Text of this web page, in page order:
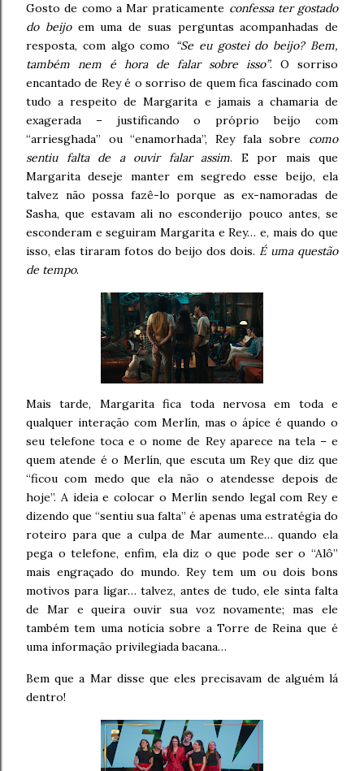
Gosto de como a Mar praticamente confessa ter gostado
do beijoem uma de suas perguntas acompanhadas de
resposta, com algo como “Se eu gostei do beijo? Bem,
também nem é hora de falar sobre isso”. O sorriso
encantado de Rey é o sorriso de quem fica fascinado com
tudo a respeito de Margarita e jamais a chamaria de
exagerada – justificando o próprio beijo com
“arriesghada” ou “enamorhada”, Rey fala sobre como
sentiu falta de a ouvir falar assim. E por mais que
Margarita deseje manter em segredo esse beijo, ela
talvez não possa fazê-lo porque as ex-namoradas de
Sasha, que estavam ali no esconderijo pouco antes, se
esconderam e seguiram Margarita e Rey… e, mais do que
isso, elas tiraram fotos do beijo dos dois. É uma questão
de tempo.
Mais tarde, Margarita fica toda nervosa em toda e
qualquer interação com Merlín, mas o ápice é quando o
seu telefone toca e o nome de Rey aparece na tela – e
quem atende é o Merlín, que escuta um Rey que diz que
“ficou com medo que ela não o atendesse depois de
hoje”. A ideia e colocar o Merlín sendo legal com Rey e
dizendo que “sentiu sua falta” é apenas uma estratégia do
roteiro para que a culpa de Mar aumente… quando ela
pega o telefone, enfim, ela diz o que pode ser o “Alô”
mais engraçado do mundo. Rey tem um ou dois bons
motivos para ligar… talvez, antes de tudo, ele sinta falta
de Mar e queira ouvir sua voz novamente; mas ele
também tem uma notícia sobre a Torre de Reina que é
uma informação privilegiada bacana…
Bem que a Mar disse que eles precisavam de alguém lá
dentro!